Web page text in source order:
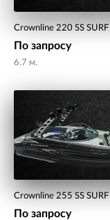
Crownline 220 SS SURF
По запросу
6.7 м.
Crownline 255 SS SURF
По запросу